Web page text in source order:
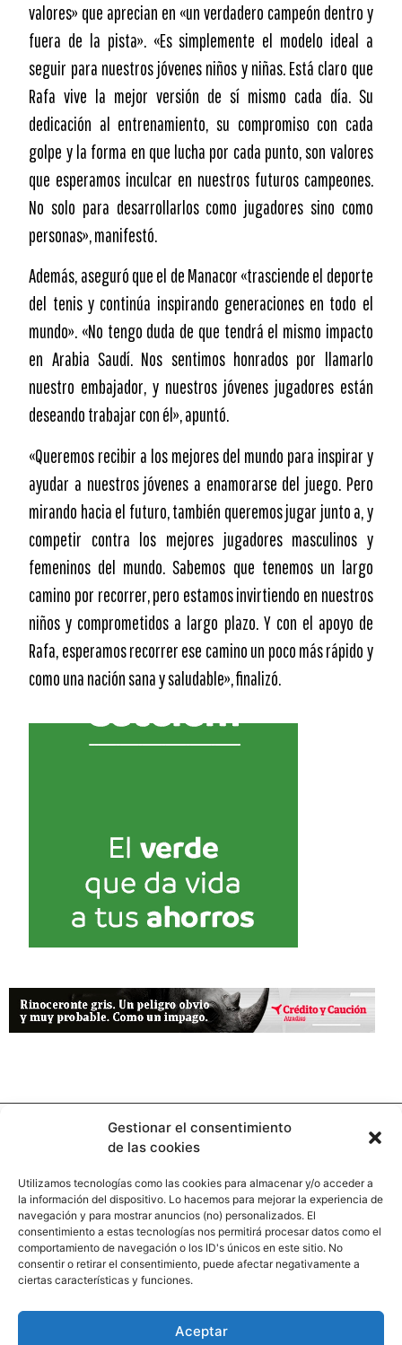
Gestionar el consentimiento
de las cookies
Utilizamos tecnologías como las cookies para almacenar y/o acceder a
la información del dispositivo. Lo hacemos para mejorar la experiencia de
navegación y para mostrar anuncios (no) personalizados. El
consentimiento a estas tecnologías nos permitirá procesar datos como el
comportamiento de navegación o los ID's únicos en este sitio. No
consentir o retirar el consentimiento, puede afectar negativamente a
ciertas características y funciones.
Aceptar
valores» que aprecian en «un verdadero campeón dentro y
fuera de la pista». «Es simplemente el modelo ideal a
seguir para nuestros jóvenes niños y niñas. Está claro que
Rafa vive la mejor versión de sí mismo cada día. Su
dedicación al entrenamiento, su compromiso con cada
golpe y la forma en que lucha por cada punto, son valores
que esperamos inculcar en nuestros futuros campeones.
No solo para desarrollarlos como jugadores sino como
personas», manifestó.
Además, aseguró que el de Manacor «trasciende el deporte
del tenis y continúa inspirando generaciones en todo el
mundo». «No tengo duda de que tendrá el mismo impacto
en Arabia Saudí. Nos sentimos honrados por llamarlo
nuestro embajador, y nuestros jóvenes jugadores están
deseando trabajar con él», apuntó.
«Queremos recibir a los mejores del mundo para inspirar y
ayudar a nuestros jóvenes a enamorarse del juego. Pero
mirando hacia el futuro, también queremos jugar junto a, y
competir contra los mejores jugadores masculinos y
femeninos del mundo. Sabemos que tenemos un largo
camino por recorrer, pero estamos invirtiendo en nuestros
niños y comprometidos a largo plazo. Y con el apoyo de
Rafa, esperamos recorrer ese camino un poco más rápido y
como una nación sana y saludable», finalizó.
Contacto
Calle Pinar, 5, 28006 Madrid
+34 91 745 58 38